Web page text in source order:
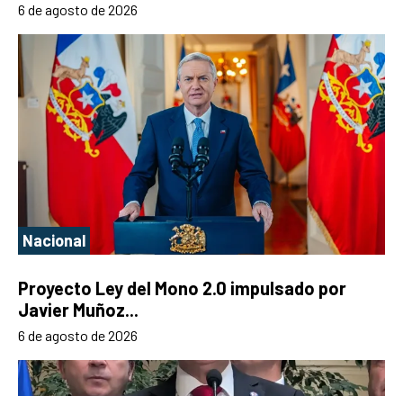
6 de agosto de 2026
Nacional
Proyecto Ley del Mono 2.0 impulsado por
Javier Muñoz...
6 de agosto de 2026